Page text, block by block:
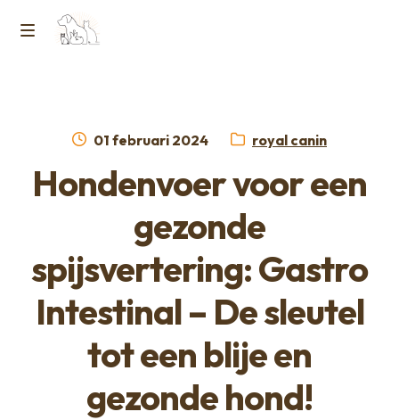
Ga
Ga
u
Horcon Webshop – GDPR / Voorwaarden /
Privacybeleid
Geplaatst
01 februari 2024 Categorie:
royal canin
Hondenvoer voor een
gezonde
spijsvertering: Gastro
Intestinal – De sleutel
tot een blije en
gezonde hond!